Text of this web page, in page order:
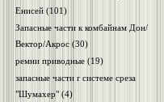
Енисей (101)
Запасные части к комбайнам Дон/
Вектор/Акрос (30)
ремни приводные (19)
запасные части r системе среза
"Шумахер" (4)